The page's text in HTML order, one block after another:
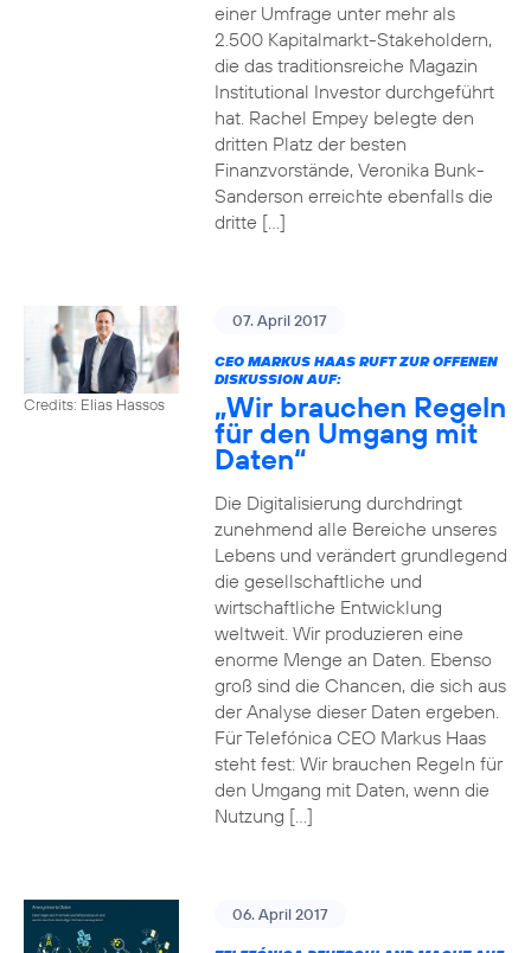
einer Umfrage unter mehr als
2.500 Kapitalmarkt-Stakeholdern,
die das traditionsreiche Magazin
Institutional Investor durchgeführt
hat. Rachel Empey belegte den
dritten Platz der besten
Finanzvorstände, Veronika Bunk-
Sanderson erreichte ebenfalls die
dritte […]
Credits: Elias Hassos
07. April 2017
CEO MARKUS HAAS RUFT ZUR OFFENEN
DISKUSSION AUF:
„Wir brauchen Regeln
für den Umgang mit
Daten“
Die Digitalisierung durchdringt
zunehmend alle Bereiche unseres
Lebens und verändert grundlegend
die gesellschaftliche und
wirtschaftliche Entwicklung
weltweit. Wir produzieren eine
enorme Menge an Daten. Ebenso
groß sind die Chancen, die sich aus
der Analyse dieser Daten ergeben.
Für Telefónica CEO Markus Haas
steht fest: Wir brauchen Regeln für
den Umgang mit Daten, wenn die
Nutzung […]
06. April 2017